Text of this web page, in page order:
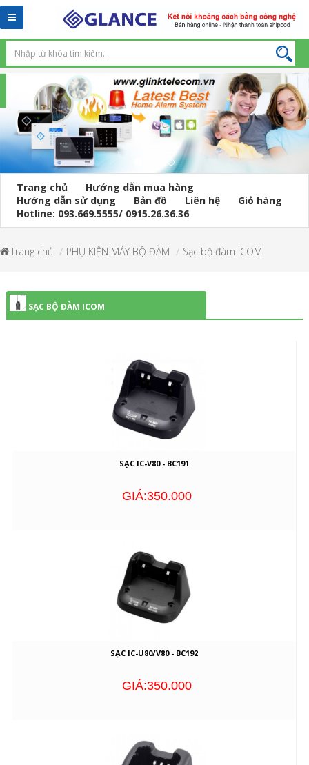
Toggle
navigation
Trang chủ
Hướng dẫn mua hàng
Hướng dẫn sử dụng
Bản đồ Liên hệ
Giỏ hàng
Hotline: 093.669.5555/ 0915.26.36.36
Trang chủ PHỤ KIỆN MÁY BỘ ĐÀM Sạc bộ đàm ICOM
SẠC BỘ ĐÀM ICOM
SẠC IC-V80 - BC191
GIÁ:350.000
SẠC IC-U80/V80 - BC192
GIÁ:350.000